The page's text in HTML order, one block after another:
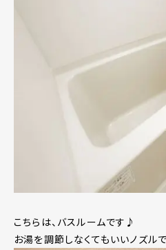
こちらは、バスルームです♪
お湯を調節しなくてもいいノズルで